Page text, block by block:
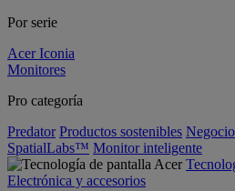
Por serie
Acer Iconia
Monitores
Pro categoría
Predator Productos sostenibles
SpatialLabs™ Monitor inteligente
Electrónica y accesorios